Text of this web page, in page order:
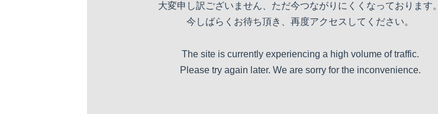
大変申し訳ございません、ただ今つながりにくくなっております。
今しばらくお待ち頂き、再度アクセスしてください。
The site is currently experiencing a high volume of traffic.
Please try again later. We are sorry for the inconvenience.